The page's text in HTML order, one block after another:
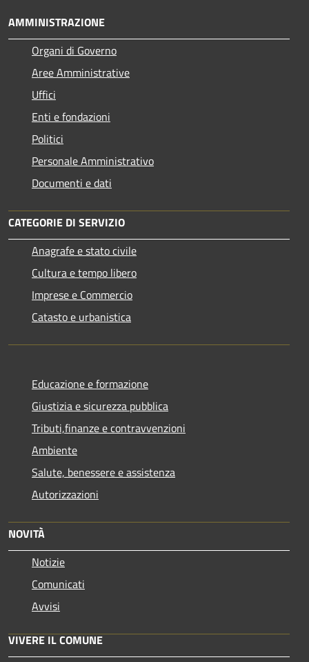
AMMINISTRAZIONE
Organi di Governo
Aree Amministrative
Uffici
Enti e fondazioni
Politici
Personale Amministrativo
Documenti e dati
CATEGORIE DI SERVIZIO
Anagrafe e stato civile
Cultura e tempo libero
Imprese e Commercio
Catasto e urbanistica
Educazione e formazione
Giustizia e sicurezza pubblica
Tributi,finanze e contravvenzioni
Ambiente
Salute, benessere e assistenza
Autorizzazioni
NOVITÀ
Notizie
Comunicati
Avvisi
VIVERE IL COMUNE